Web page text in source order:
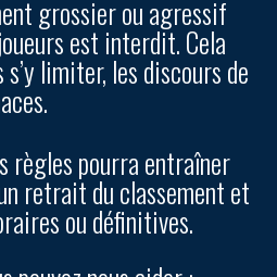
grossier ou agressif
est interdit. Cela
limiter, les discours de
règles pourra entraîner
retrait du classement et
ou définitives.